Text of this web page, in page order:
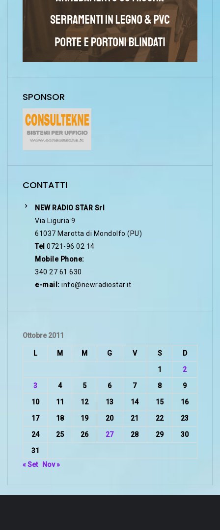
SPONSOR
CONTATTI
NEW RADIO STAR Srl
Via Liguria 9
61037 Marotta di Mondolfo (PU)
Tel 0721-96 02 14
Mobile Phone:
340 27 61 630
e-mail: info@newradiostar.it
Ottobre 2011
L M M G V S D
1 2
3 4 5 6 7 8 9
10 11 12 13 14 15 16
17 18 19 20 21 22 23
24 25 26 27 28 29 30
31
« Set
Nov »